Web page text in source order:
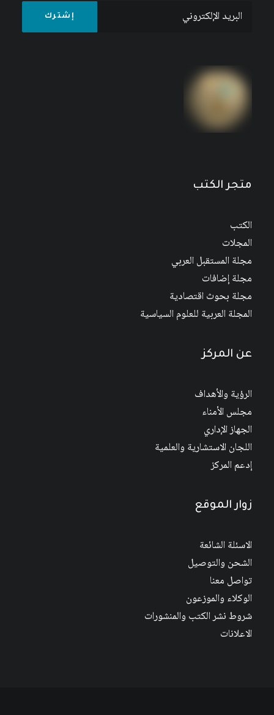
متجر الكتب
الكتب
المجلات
مجلة المستقبل العربي
مجلة إضافات
مجلة بحوث اقتصادية
المجلة العربية للعلوم السياسية
عن المركز
الرؤية والأهداف
مجلس الأمناء
الجهاز الإداري
اللجان الاستشارية والعلمية
إدعم المركز
زوار الموقع
الاسئلة الشائعة
الشحن والتوصيل
تواصل معنا
الوكلاء والموزعون
شروط نشر الكتب والمنشورات
الاعلانات